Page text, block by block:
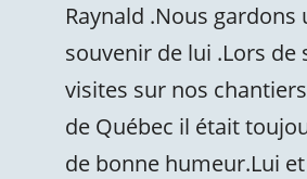
Raynald .Nous gardons
souvenir de lui .Lors de
visites sur nos
de Québec il était
de bonne humeur.Lui